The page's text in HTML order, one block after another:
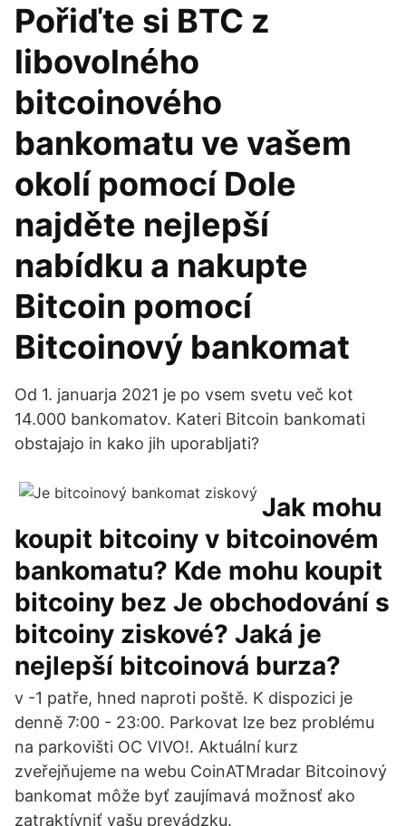
Pořiďte si BTC z
libovolného
bitcoinového
bankomatu ve vašem
okolí pomocí Dole
najděte nejlepší
nabídku a nakupte
Bitcoin pomocí
Bitcoinový bankomat
Od 1. januarja 2021 je po vsem svetu več kot
14.000 bankomatov. Kateri Bitcoin bankomati
obstajajo in kako jih uporabljati?
Jak mohu
koupit bitcoiny v bitcoinovém
bankomatu? Kde mohu koupit
bitcoiny bez Je obchodování s
bitcoiny ziskové? Jaká je
nejlepší bitcoinová burza?
v -1 patře, hned naproti poště. K dispozici je
denně 7:00 - 23:00. Parkovat lze bez problému
na parkovišti OC VIVO!. Aktuální kurz
zveřejňujeme na webu CoinATMradar Bitcoinový
bankomat môže byť zaujímavá možnosť ako
zatraktívniť vašu prevádzku.